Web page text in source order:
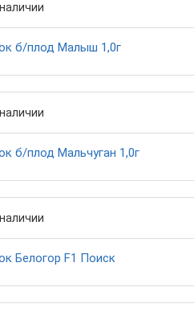
б/плод Малыш 1,0г
б/плод Мальчуган 1,0г
Белогор F1 Поиск